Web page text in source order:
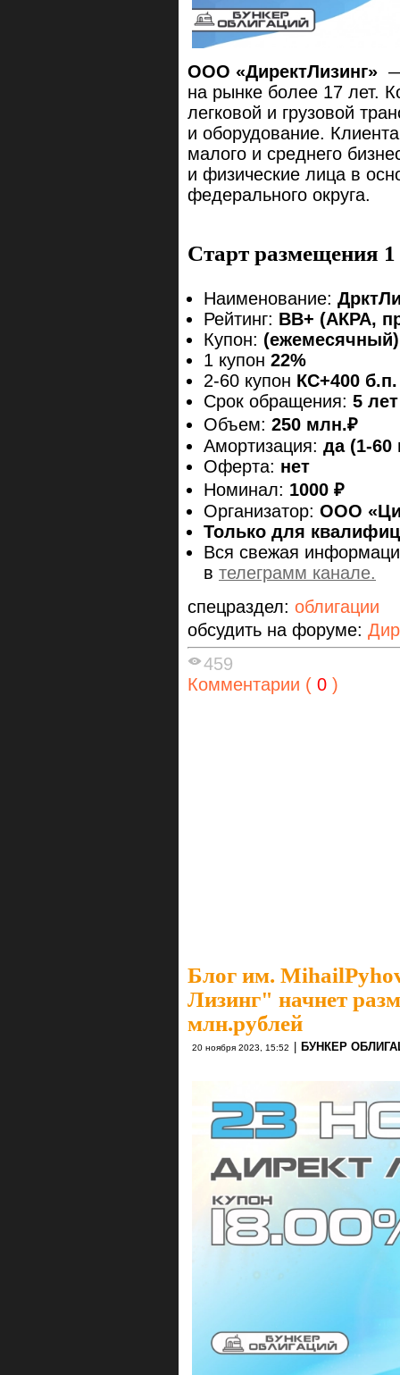
ООО «ДиректЛизинг»
на рынке более 17 лет.
легковой и грузовой
и оборудование.
малого и среднего
и физические лица в
федерального округа.
Старт размещения 1
Наименование:
Рейтинг: ВВ+ (АКРА,
Купон: (ежемесячный)
1 купон 22%
2-60 купон КС+400 б.п.
Срок обращения: 5 лет
Объем: 250 млн.₽
Амортизация: да (1-60
Оферта: нет
Номинал: 1000 ₽
Организатор: ООО
Только для
Вся свежая
в телеграмм канале.
спецраздел: облигации
обсудить на форуме:
459
Комментарии ( 0 )
Блог им.
Лизинг" начнет
млн.рублей
20 ноября 2023, 15:52 БУНКЕР